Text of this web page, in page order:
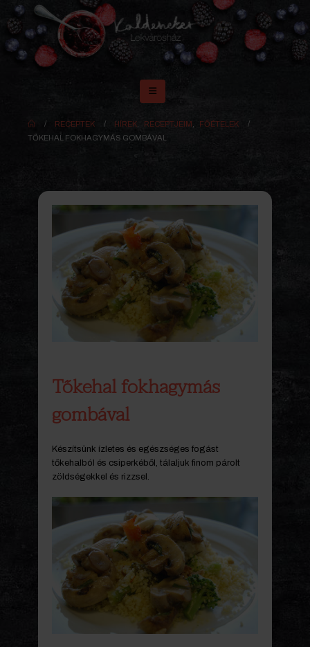
RECEPTEK HÍREK RECEPTJEIM
FŐÉTELEK
TŐKEHAL FOKHAGYMÁS GOMBÁVAL
Tőkehal fokhagymás
gombával
Készítsünk ízletes és egészséges fogást
tőkehalból és csiperkéből, tálaljuk finom párolt
zöldségekkel és rizzsel.